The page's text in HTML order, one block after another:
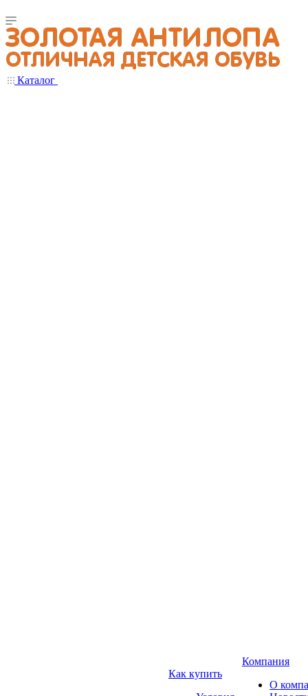
Каталог
Как купить
Компания
О